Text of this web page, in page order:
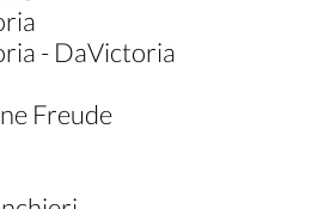
- DaVictoria
Freude